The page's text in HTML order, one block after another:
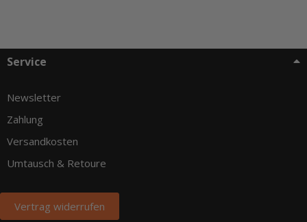
Service
Newsletter
Zahlung
Versandkosten
Umtausch & Retoure
Vertrag widerrufen